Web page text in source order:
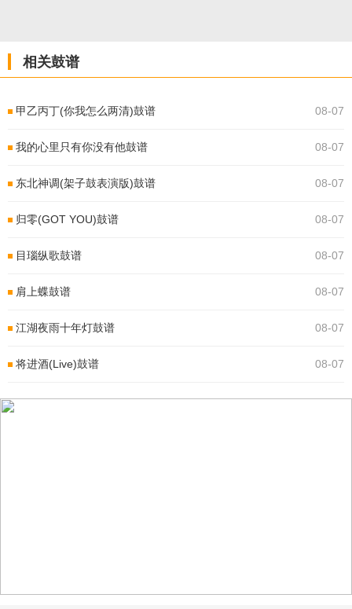
相关鼓谱
甲乙丙丁(你我怎么两清)鼓谱 08-07
我的心里只有你没有他鼓谱 08-07
东北神调(架子鼓表演版)鼓谱 08-07
归零(GOT YOU)鼓谱 08-07
目瑙纵歌鼓谱 08-07
肩上蝶鼓谱 08-07
江湖夜雨十年灯鼓谱 08-07
将进酒(Live)鼓谱 08-07